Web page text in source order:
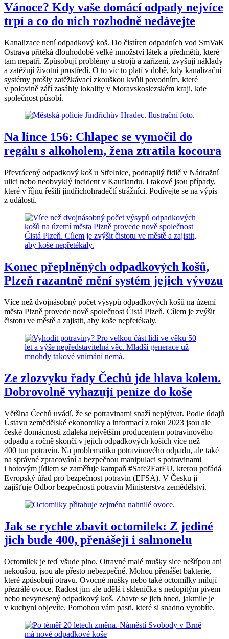
Vánoce? Kdy vaše domácí odpady nejvíce
trpí a co do nich rozhodně nedávejte
Kanalizace není odpadkový koš. Do čistíren odpadních vod SmVaK
Ostrava přitéká dlouhodobě velké množství látek a předmětů, které
tam nepatří. Způsobují problémy u strojů a zařízení, zvyšují náklady
a zatěžují životní prostředí. O to víc to platí v době, kdy kanalizační
systémy prošly zatěžkávací zkouškou kvůli povodním, které
v polovině září zasáhly lokality v Moravskoslezském kraji, kde
společnost působí.
Na lince 156: Chlapec se vymočil do
regálu s alkoholem, žena ztratila kocoura
Převrácený odpadkový koš u Střelnice, podnapilý řidič v Nádražní
ulici nebo neobvyklý incident v Kauflandu. I takové jsou případy,
které v říjnu řešili jindřichohradečtí strážníci. Podívejte se na výpis
z událostí.
Konec přeplněných odpadkových košů,
Plzeň razantně mění systém jejich vývozu
Více než dvojnásobný počet výsypů odpadkových košů na území
města Plzně provede nově společnost Čistá Plzeň. Cílem je zvýšit
čistotu ve městě a zajistit, aby koše nepřetékaly.
Ze zlozvyku řady Čechů jde hlava kolem.
Dobrovolně vyhazují peníze do koše
Většina Čechů uvádí, že se potravinami snaží neplýtvat. Podle údajů
Ústavu zemědělské ekonomiky a informací z roku 2023 jsou ale
české domácnosti zdaleka největším producentem potravinového
odpadu a ročně skončí v jejich odpadkových koších více než
400 tun potravin. Na problematiku potravinového odpadu, ale také
na správné zpracování a bezpečnou manipulaci s potravinami
i hotovým jídlem se zaměřuje kampaň #Safe2EatEU, kterou pořádá
Evropský úřad pro bezpečnost potravin (EFSA). V Česku ji
zajišťuje Odbor bezpečnosti potravin Ministerstva zemědělství.
Jak se rychle zbavit octomilek: Z jediné
jich bude 400, přenášejí i salmonelu
Octomilek je teď všude plno. Otravné malé mušky sice neštípou ani
nekoušou, jsou ale přesto nebezpečné. Mohou přenášet bakterie,
které způsobují otravu. Ovocné mušky nebo také octomilky milují
přezrálé ovoce. Radost jim ale udělá i sklenička s nedopitým pivem
nebo nevynesený odpadkový koš. Zbavte se jich hned, jakmile je
v kuchyni objevíte. Pomohou vám pasti, které si snadno vyrobíte.